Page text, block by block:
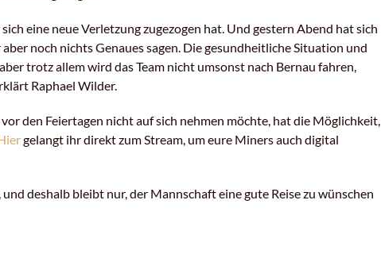
eine neue Verletzung zugezogen hat. Und gestern Abend hat sich
noch nichts Genaues sagen. Die gesundheitliche Situation und
trotz allem wird das Team nicht umsonst nach Bernau fahren,
Raphael Wilder.
den Feiertagen nicht auf sich nehmen möchte, hat die Möglichkeit,
gelangt ihr direkt zum Stream, um eure Miners auch digital
deshalb bleibt nur, der Mannschaft eine gute Reise zu wünschen